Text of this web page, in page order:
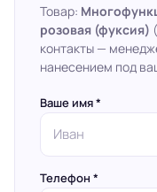
Товар:
розовая (фуксия)
контакты —
нанесением под
Ваше имя *
Телефон *